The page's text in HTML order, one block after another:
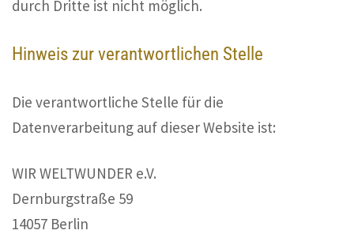
durch Dritte ist nicht möglich.
Hinweis zur verantwortlichen Stelle
Die verantwortliche Stelle für die
Datenverarbeitung auf dieser Website ist:
WIR WELTWUNDER e.V.
Dernburgstraße 59
14057 Berlin